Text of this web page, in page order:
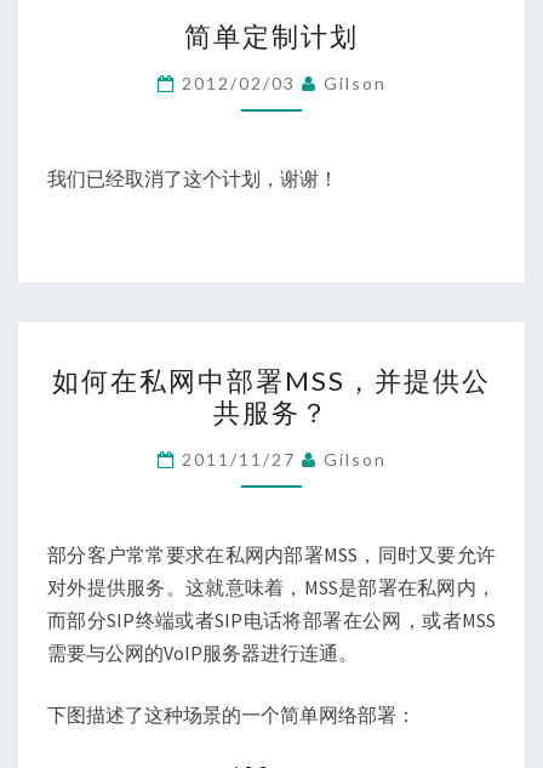
单
定
制
划
简单定制计划
2012/02/03 Gilson
我们已经取消了这个计划，谢谢！
何
在
私
网
部
署
MSS，
并
供
如何在私网中部署MSS，并提供公
共服务？
2011/11/27 Gilson
部分客户常常要求在私网内部署MSS，同时又要允许
对外提供服务。这就意味着，MSS是部署在私网内，
而部分SIP终端或者SIP电话将部署在公网，或者MSS
需要与公网的VoIP服务器进行连通。
下图描述了这种场景的一个简单网络部署：